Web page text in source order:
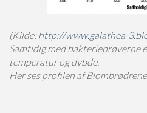
(Kilde:http://www.galathea-
Samtidig med bakterieprøverne
temperatur og dybde.
Her ses profilen af